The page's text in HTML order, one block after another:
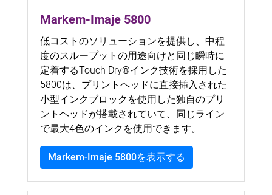
Markem-Imaje 5800
低コストのソリューションを提供し、中程
度のスループットの用途向けと同じ瞬時に
定着するTouch Dry®インク技術を採用した
5800は、プリントヘッドに直接挿入された
小型インクブロックを使用した独自のプリ
ントヘッドが搭載されていて、同じライン
で最大4色のインクを使用できます。
Markem-Imaje 5800を表示する